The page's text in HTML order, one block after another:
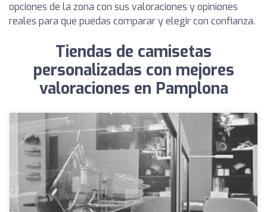
opciones de la zona con sus valoraciones y opiniones
reales para que puedas comparar y elegir con confianza.
Tiendas de camisetas
personalizadas con mejores
valoraciones en Pamplona